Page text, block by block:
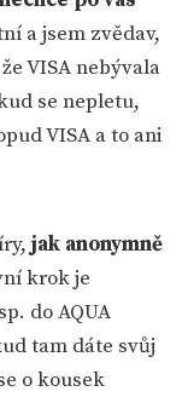
a jsem zvědav,
VISA nebývala
se nepletu,
VISA a to ani
jak anonymně
krok je
do AQUA
tam dáte svůj
o kousek